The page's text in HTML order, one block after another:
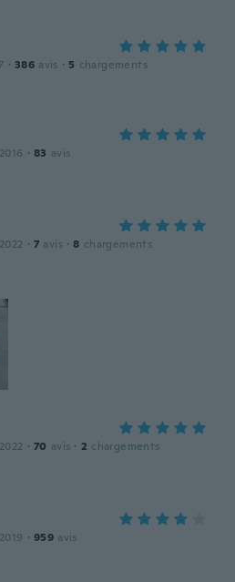
· 386 avis · 5 chargements
· 83 avis
· 7 avis · 8 chargements
· 70 avis · 2 chargements
· 959 avis